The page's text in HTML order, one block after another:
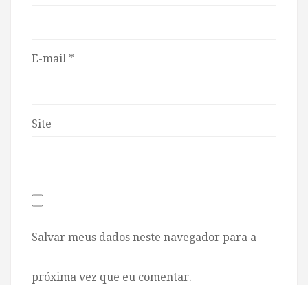
E-mail *
Site
Salvar meus dados neste navegador para a
próxima vez que eu comentar.